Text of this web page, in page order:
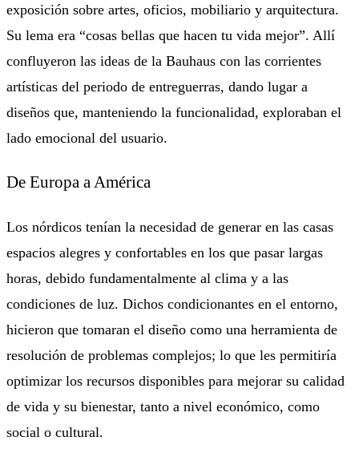
exposición sobre artes, oficios, mobiliario y arquitectura.
Su lema era “cosas bellas que hacen tu vida mejor”. Allí
confluyeron las ideas de la Bauhaus con las corrientes
artísticas del periodo de entreguerras, dando lugar a
diseños que, manteniendo la funcionalidad, exploraban el
lado emocional del usuario.
De Europa a América
Los nórdicos tenían la necesidad de generar en las casas
espacios alegres y confortables en los que pasar largas
horas, debido fundamentalmente al clima y a las
condiciones de luz. Dichos condicionantes en el entorno,
hicieron que tomaran el diseño como una herramienta de
resolución de problemas complejos; lo que les permitiría
optimizar los recursos disponibles para mejorar su calidad
de vida y su bienestar, tanto a nivel económico, como
social o cultural.